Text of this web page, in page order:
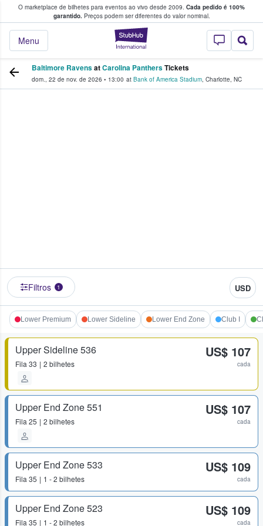
O marketplace de bilhetes para eventos ao vivo desde 2009. Cada pedido é 100%
garantido.Preços podem ser diferentes do valor nominal.
StubHub – onde
Menu
fãs compram e vendem bilhetes
Baltimore RavensatCarolina PanthersTickets
dom., 22 de nov. de 2026 • 13:00 at Bank of America Stadium, Charlotte, NC
Filtros 1 USD
Lower Premium Lower Sideline Lower End Zone Club I
Upper Sideline 536
Fila 33 2 bilhetes
US$ 107
cada
Upper End Zone 551
Fila 25 2 bilhetes
US$ 107
cada
Upper End Zone 533
Fila 35 1 - 2 bilhetes
US$ 109
cada
Upper End Zone 523
Fila 35 1 - 2 bilhetes
US$ 109
cada